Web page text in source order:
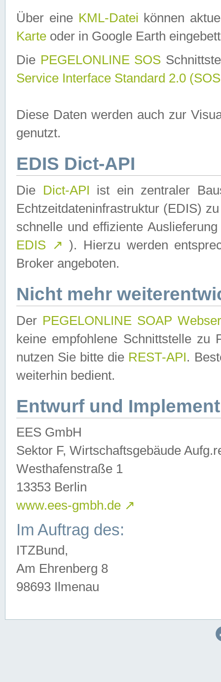
Über eine KML-Datei können
Karte oder in Google Earth
Die PEGELONLINE SOS
Service Interface Standard 2.0
Diese Daten werden auch zur
genutzt.
EDIS Dict-API
Die Dict-API ist ein zentraler
Echtzeitdateninfrastruktur (EDIS)
schnelle und effiziente
EDIS ↗ ). Hierzu werden
Broker angeboten.
Nicht mehr
Der PEGELONLINE SOAP
keine empfohlene Schnittstelle zu
nutzen Sie bitte die REST-API.
weiterhin bedient.
Entwurf und
EES GmbH
Sektor F, Wirtschaftsgebäude
Westhafenstraße 1
13353 Berlin
www.ees-gmbh.de ↗
Im Auftrag des:
ITZBund,
Am Ehrenberg 8
98693 Ilmenau